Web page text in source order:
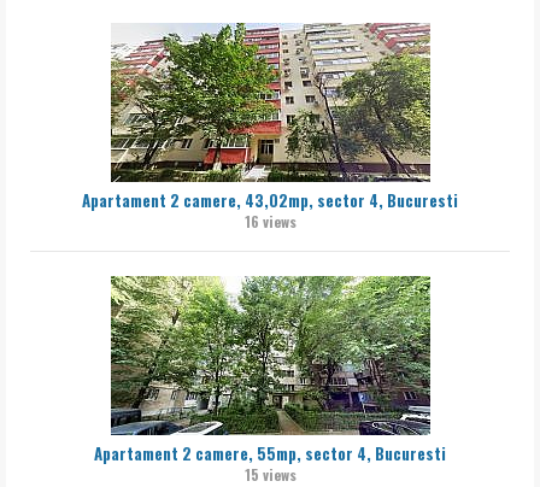
Apartament 2 camere, 43,02mp, sector 4, Bucuresti
16 views
Apartament 2 camere, 55mp, sector 4, Bucuresti
15 views